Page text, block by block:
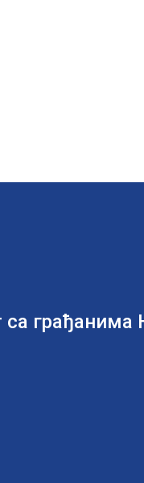
грађанима